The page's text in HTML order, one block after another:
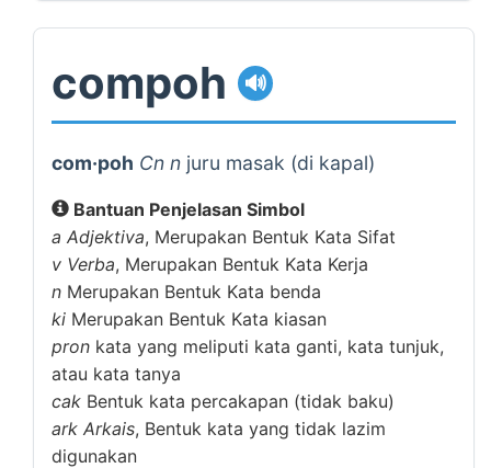
compoh 🔊
com·poh Cn n juru masak (di kapal)
Bantuan Penjelasan Simbol
a Adjektiva, Merupakan Bentuk Kata Sifat
v Verba, Merupakan Bentuk Kata Kerja
n Merupakan Bentuk Kata benda
ki Merupakan Bentuk Kata kiasan
pron kata yang meliputi kata ganti, kata tunjuk,
atau kata tanya
cak Bentuk kata percakapan (tidak baku)
ark Arkais, Bentuk kata yang tidak lazim
digunakan